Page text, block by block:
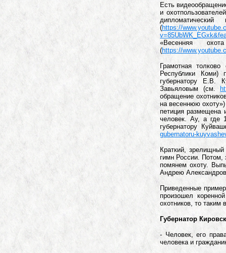
Есть
и
(https://
«Весенняя
(https://
Грамотная
Республики Коми)
губернатору Е.В.
Завьяловым (см.
обращение
на весеннюю
петиция размещена
человек. Ау, а где
губернатору
gubernatoru-
Краткий,
гимн России. Потом,
помянем охоту.
Андрею
Приведенные
произошел
охотников, то таким
Губернатор
- Человек, его
человека и